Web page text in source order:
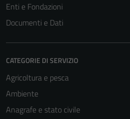
Enti e Fondazioni
Documenti e Dati
CATEGORIE DI SERVIZIO
Agricoltura e pesca
Ambiente
Anagrafe e stato civile